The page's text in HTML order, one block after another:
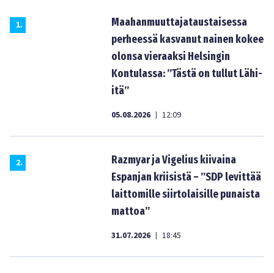
1.
Maahanmuuttajataustaisessa
perheessä kasvanut nainen kokee
olonsa vieraaksi Helsingin
Kontulassa: ”Tästä on tullut Lähi-
itä”
05.08.2026 | 12:09
2.
Razmyar ja Vigelius kiivaina
Espanjan kriisistä – ”SDP levittää
laittomille siirtolaisille punaista
mattoa”
31.07.2026 | 18:45